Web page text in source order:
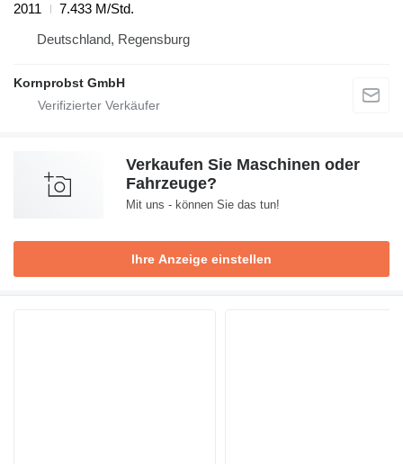
2011
7.433 M/Std.
Deutschland, Regensburg
Kornprobst GmbH
Verkaufen Sie Maschinen oder
Fahrzeuge?
Mit uns - können Sie das tun!
Ihre Anzeige einstellen